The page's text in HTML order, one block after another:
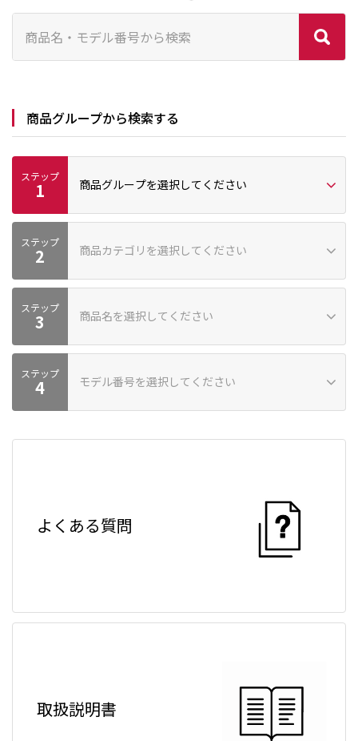
商品グループから検索する
ステップ
1 商品グループを選択してください
プロ向け 家庭向け
ステップ
2 商品カテゴリを選択してください
商品カテゴリーが見つかりません
ステップ
3 商品名を選択してください
商品が見つかりません
ステップ
4 モデル番号を選択してください
よくある質問
取扱説明書